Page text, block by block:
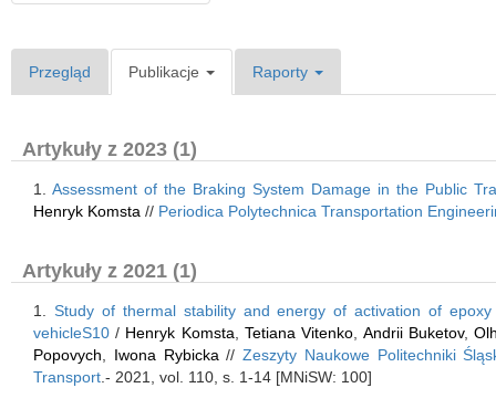
Przegląd Publikacje Raporty
Artykuły z 2023 (1)
1. Assessment of the Braking System Damage in the Public
Henryk Komsta // Periodica Polytechnica Transportation
Artykuły z 2021 (1)
1. Study of thermal stability and energy of activation of
vehicleS10 / Henryk Komsta Tetiana Vitenko,Аndrii Buketov,
Popovych
Iwona Rybicka //Zeszyty Naukowe Politechniki
Transport .- 2021, vol. 110, s. 1-14 [MNiSW: 100]